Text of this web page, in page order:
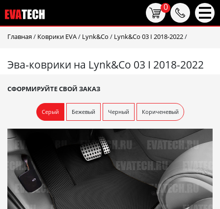
Главная / Коврики EVA/ Lynk&Co / Lynk&Co 03 I 2018-2022/
Эва-коврики на Lynk&Co 03 I 2018-2022
СФОРМИРУЙТЕ СВОЙ ЗАКАЗ
Серый Бежевый Черный Кориченевый
0